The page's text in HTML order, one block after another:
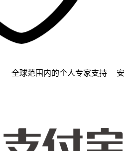
全球范围内的个人专家支持
安